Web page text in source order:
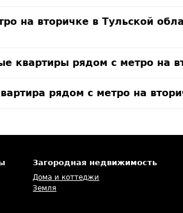
на вторичке в Тульской
квартиры рядом с метро на
рядом с метро на
Загородная недвижимость
Дома и коттеджи
Земля